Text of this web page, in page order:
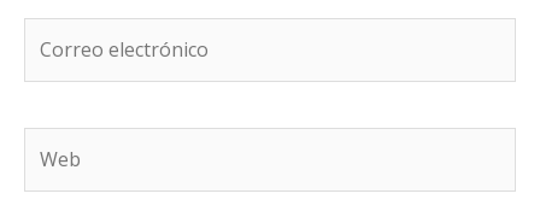
electrónico